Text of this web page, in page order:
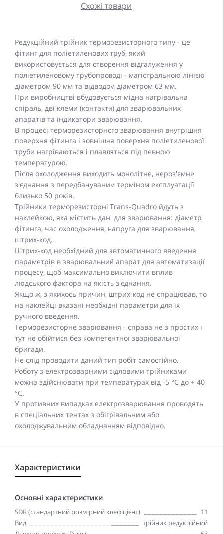
Схожі товари
Редукційний трійник терморезисторного типу - це
фітинг для поліетиленових труб, який
використовується для створення відгалуження у
поліетиленовому трубопроводі - магістральною лінією
діаметром 90 мм та відводом діаметром 63 мм.
При виробництві вбудовується мідна нагрівальна
спіраль, дві клеми (контакти) для зварювальних
апаратів та індикатори зварювання.
В процесі терморезисторного зварювання внутрішня
поверхня фітинга і зовнішня поверхня поліетиленової
труби нагріваються і плавляться під певною
температурою.
Після охолодження виходить монолітне, нероз'ємне
з'єднання з передбачуваним терміном експлуатації
близько 50 років.
Трійники терморезисторні Trans-Quadro йдуть з
наклейкою, яка містить дані для зварювання: діаметр
фітинга, час охолодження, напруга для зварювання,
штрих-код.
Штрих-код необхідний для автоматичного введення
параметрів в зварювальний апарат для автоматизації
процесу, щоб максимально виключити вплив
людського фактора на якість з'єднання.
Якщо ж, з якихось причин, штрих-код не спрацював, то
на наклейці вказані необхідні параметри для їх
ручного введення.
Терморезисторне зварювання - справа не з простих і
тут не обійтися без компетентної зварювальної
бригади.
Не слід проводити даний тип робіт самостійно.
Роботу з електрозварними сідловими трійниками
можна здійснювати при температурах від -5 °C до + 40
°C.
У противних випадках електрозварювання проводять
в спеціальних тентах з обігрівальним або
охолоджувальним обладнанням відповідно.
Характеристики
Основні характеристики
SDR (стандартний розмірний коефіцієнт)
11
Вид
трійник редукційний